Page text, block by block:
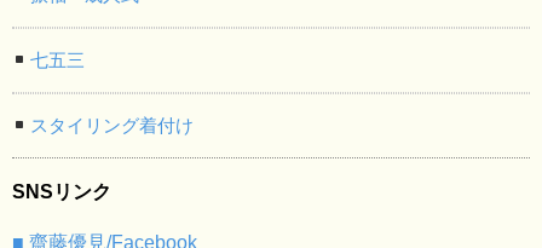
七五三
スタイリング着付け
SNSリンク
■ 齋藤優見/Facebook